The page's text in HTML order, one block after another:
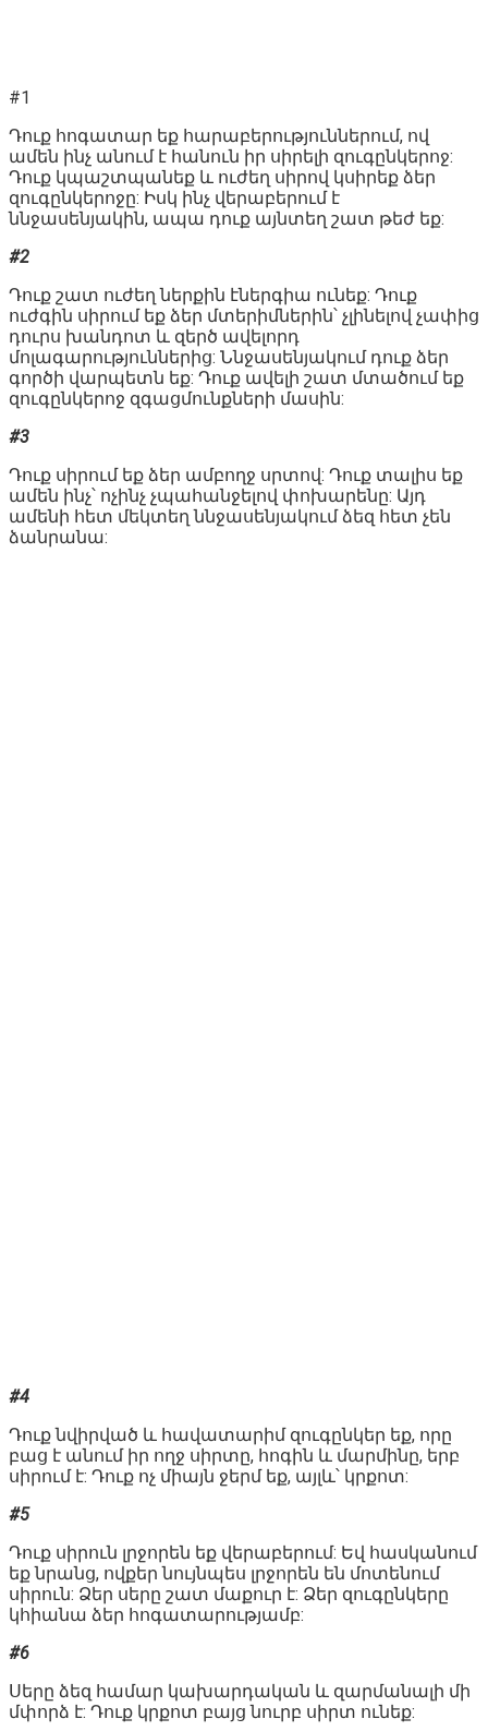
#1
Դուք հոգատար եք հարաբերություններում, ով
ամեն ինչ անում է հանուն իր սիրելի զուգընկերոջ:
Դուք կպաշտպանեք և ուժեղ սիրով կսիրեք ձեր
զուգընկերոջը: Իսկ ինչ վերաբերում է
ննջասենյակին, ապա դուք այնտեղ շատ թեժ եք:
#2
Դուք շատ ուժեղ ներքին էներգիա ունեք: Դուք
ուժգին սիրում եք ձեր մտերիմներին՝ չլինելով չափից
դուրս խանդոտ և զերծ ավելորդ
մոլագարություններից: Ննջասենյակում դուք ձեր
գործի վարպետն եք: Դուք ավելի շատ մտածում եք
զուգընկերոջ զգացմունքների մասին:
#3
Դուք սիրում եք ձեր ամբողջ սրտով: Դուք տալիս եք
ամեն ինչ՝ ոչինչ չպահանջելով փոխարենը: Այդ
ամենի հետ մեկտեղ ննջասենյակում ձեզ հետ չեն
ձանրանա:
#4
Դուք նվիրված և հավատարիմ զուգընկեր եք, որը
բաց է անում իր ողջ սիրտը, հոգին և մարմինը, երբ
սիրում է: Դուք ոչ միայն ջերմ եք, այլև՝ կրքոտ:
#5
Դուք սիրուն լրջորեն եք վերաբերում: Եվ հասկանում
եք նրանց, ովքեր նույնպես լրջորեն են մոտենում
սիրուն: Ձեր սերը շատ մաքուր է: Ձեր զուգընկերը
կհիանա ձեր հոգատարությամբ:
#6
Սերը ձեզ համար կախարդական և զարմանալի մի
մփորձ է: Դուք կրքոտ բայց նուրբ սիրտ ունեք: